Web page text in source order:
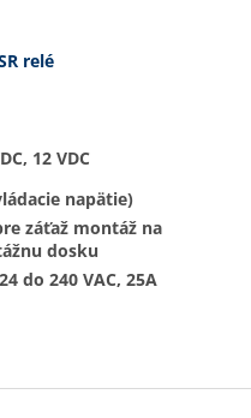
relé
12 VDC
napätie)
záťaž montáž na
dosku
do 240 VAC, 25A